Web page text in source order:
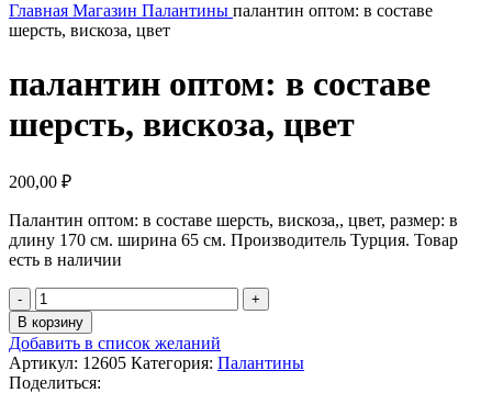
Главная Магазин Палантины палантин оптом: в составе
шерсть, вискоза, цвет
палантин оптом: в составе
шерсть, вискоза, цвет
200,00 ₽
Палантин оптом: в составе шерсть, вискоза,, цвет, размер: в
длину 170 см. ширина 65 см. Производитель Турция. Товар
есть в наличии
Количество
товара
палантин
оптом:
в
В корзину
Добавить в список желаний
Артикул: 12605 Категория: Палантины
Поделиться: